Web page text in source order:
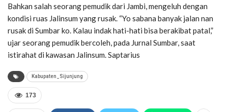
Bahkan salah seorang pemudik dari Jambi, mengeluh dengan
kondisi ruas Jalinsum yang rusak. “Yo sabana banyak jalan nan
rusak di Sumbar ko. Kalau indak hati-hati bisa berakibat patal,”
ujar seorang pemudik bercoleh, pada Jurnal Sumbar, saat
istirahat di kawasan Jalinsum. Saptarius
Kabupaten_Sijunjung
173